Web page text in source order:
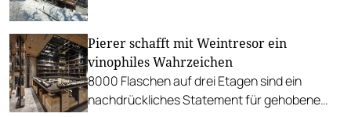
Pierer schafft mit Weintresor ein
vinophiles Wahrzeichen
8000 Flaschen auf drei Etagen sind ein
nachdrückliches Statement für gehobene